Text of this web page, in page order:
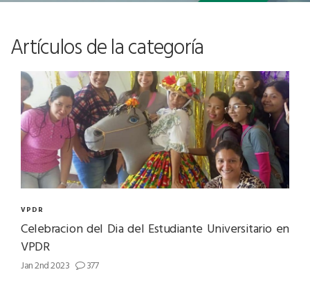
Artículos de la categoría
VPDR
Celebracion del Dia del Estudiante Universitario en
VPDR
Jan 2nd 2023 377